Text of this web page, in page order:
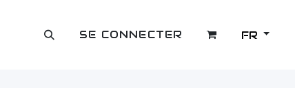
OUTLET SE CONNECTER FR